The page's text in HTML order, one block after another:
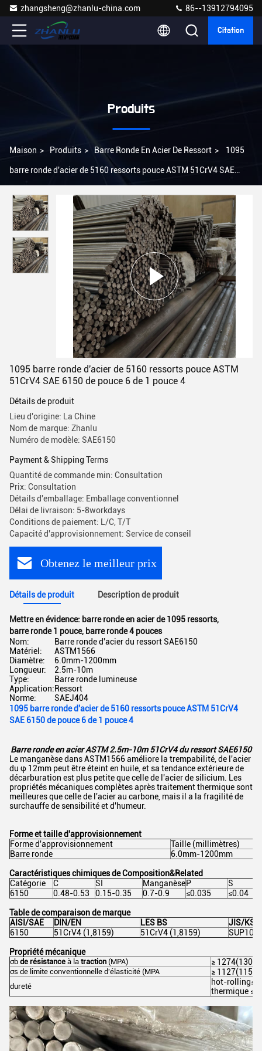
zhangsheng@zhanlu-china.com 86--13912794095
Citation
Produits
Maison > Produits > Barre Ronde En Acier De Ressort > 1095
barre ronde d'acier de 5160 ressorts pouce ASTM 51CrV4 SAE
1095 barre ronde d'acier de 5160 ressorts pouce ASTM
51CrV4 SAE 6150 de pouce 6 de 1 pouce 4
Détails de produit
Lieu d'origine: La Chine
Nom de marque: Zhanlu
Numéro de modèle: SAE6150
Payment & Shipping Terms
Quantité de commande min: Consultation
Prix: Consultation
Détails d'emballage: Emballage conventionnel
Délai de livraison: 5-8workdays
Conditions de paiement: L/C, T/T
Capacité d'approvisionnement: Service de conseil
Obtenez le meilleur prix
Détails de produit Description de produit
Mettre en évidence: barre ronde en acier de 1095 ressorts,
barre ronde 1 pouce, barre ronde 4 pouces
Nom:
Barre ronde d'acier du ressort SAE6150
Matériel:
ASTM1566
Diamètre:
6.0mm-1200mm
Longueur:
2.5m-10m
Type:
Barre ronde lumineuse
Application:Ressort
Norme:
SAEJ404
1095 barre ronde d'acier de 5160 ressorts pouce ASTM 51CrV4
SAE 6150 de pouce 6 de 1 pouce 4
Barre ronde en acier ASTM 2.5m-10m 51CrV4 du ressort SAE6150
Le manganèse dans ASTM1566 améliore la trempabilité, de l'acier
du φ 12mm peut être éteint en huile, et sa tendance extérieure de
décarburation est plus petite que celle de l'acier de silicium. Les
propriétés mécaniques complètes après traitement thermique sont
meilleures que celle de l'acier au carbone, mais il a la fragilité de
surchauffe de sensibilité et d'humeur.
Forme et taille d'approvisionnement
Forme d'approvisionnement
Taille (millimètres)
Barre ronde
6.0mm-1200mm
Caractéristiques chimiques de Composition&Related
Catégorie
C SI ManganèseP
S
6150
0.48-0.53 0.15-0.35 0.7-0.9 ≤0.035 ≤0.04
Table de comparaison de marque
AISI/SAE
DIN/EN LES BS
JIS/KS
6150
51CrV4 (1,8159) 51CrV4 (1,8159) SUP10
Propriété mécanique
σb de résistance à la traction (MPA) ≥ 1274(130)
σs de limite conventionnelle d'élasticité (MPA ≥ 1127(115)
dureté
hot-
thermique